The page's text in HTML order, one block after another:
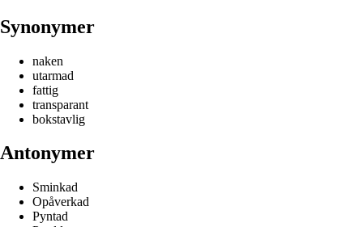
Synonymer
naken
utarmad
fattig
transparant
bokstavlig
Antonymer
Sminkad
Opåverkad
Pyntad